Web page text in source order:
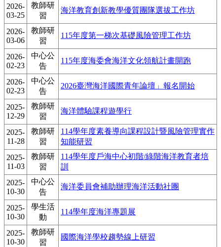
2026-
03-25
教師研
習
海洋教育創新教學優質團隊選拔工作坊
2026-
03-06
教師研
習
115年度第一梯次基礎風險管理工作坊
2026-
02-23
中心公
告
115年度海委會海洋文化領航計畫開跑
2026-
02-23
中心公
告
2026臺灣海洋國際青年論壇」報名開始
2025-
12-29
教師研
習
海洋體驗課程遊學行
2025-
11-28
教師研
習
114學年度素養導向課程設計暨風險管理實作
知能研習
2025-
11-03
教師研
習
114學年度戶海中心初階/綠階海洋教育者培
訓
2025-
10-30
中心公
告
海洋委員會補助辦理海洋活動社團
2025-
10-30
學生活
動
114學年度海洋專題展
2025-
10-30
教師研
習
國際海洋學校趨勢線上研習